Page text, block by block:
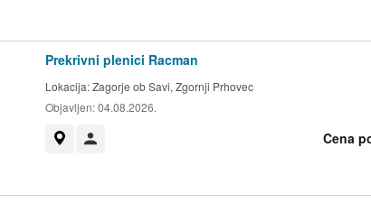
Prekrivni plenici Racman
Lokacija:Zagorje ob Savi, Zgornji Prhovec
Objavljen:04.08.2026.
Cena